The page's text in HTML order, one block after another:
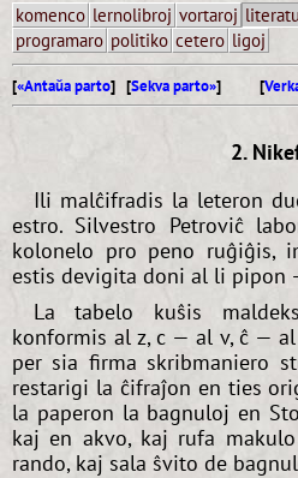
komenco lernolibroj vortaroj
programaro politiko cetero ligoj
[«Antaŭa parto] [Sekva parto»] [
2.
Ili malĉifradis la leteron
estro. Silvestro Petroviĉ
kolonelo pro peno ruĝiĝis,
estis devigita doni al li pipon
La tabelo kuŝis
konformis al z, c — al v, ĉ —
per sia firma skribmaniero
restarigi la ĉifraĵon en ties
la paperon la bagnuloj en
kaj en akvo, kaj rufa
rando, kaj sala ŝvito de